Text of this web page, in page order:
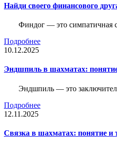
Найди своего финансового
Финдог — это симпатичная
Подробнее
10.12.2025
Эндшпиль в шахматах:
Эндшпиль — это
Подробнее
12.11.2025
Связка в шахматах: понятие и